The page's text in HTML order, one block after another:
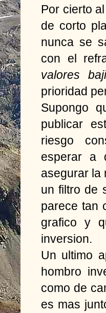
Por cierto
de corto
nunca se
con el
valores
prioridad
Supongo
publicar
riesgo
esperar a
asegurar la
un filtro de
parece tan
grafico y
inversion.
Un ultimo
hombro
como de
es mas